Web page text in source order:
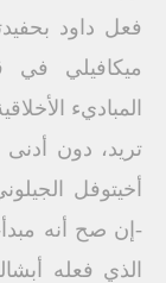
فعل داود
ميكافيلي في
المباديء
تريد، دون أدنى
أخيتوفل
-إن صح أنه
الذي فعله